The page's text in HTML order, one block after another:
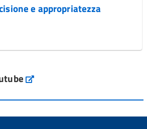
e appropriatezza